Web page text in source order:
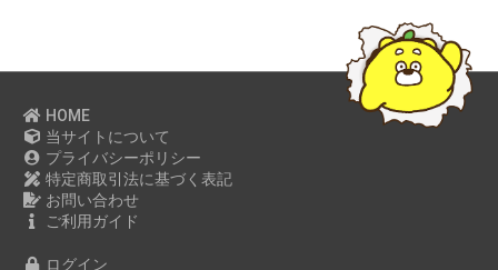
2022年02月
2022年01月
2021年12月
2021年11月
HOME
当サイトについて
プライバシーポリシー
特定商取引法に基づく表記
お問い合わせ
ご利用ガイド
ログイン